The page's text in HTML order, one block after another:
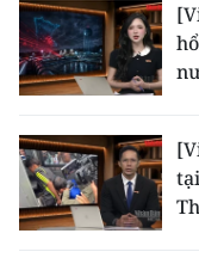
Infographic
TIN MỚI
TIN ĐỊA PHƯƠNG
Trung du và